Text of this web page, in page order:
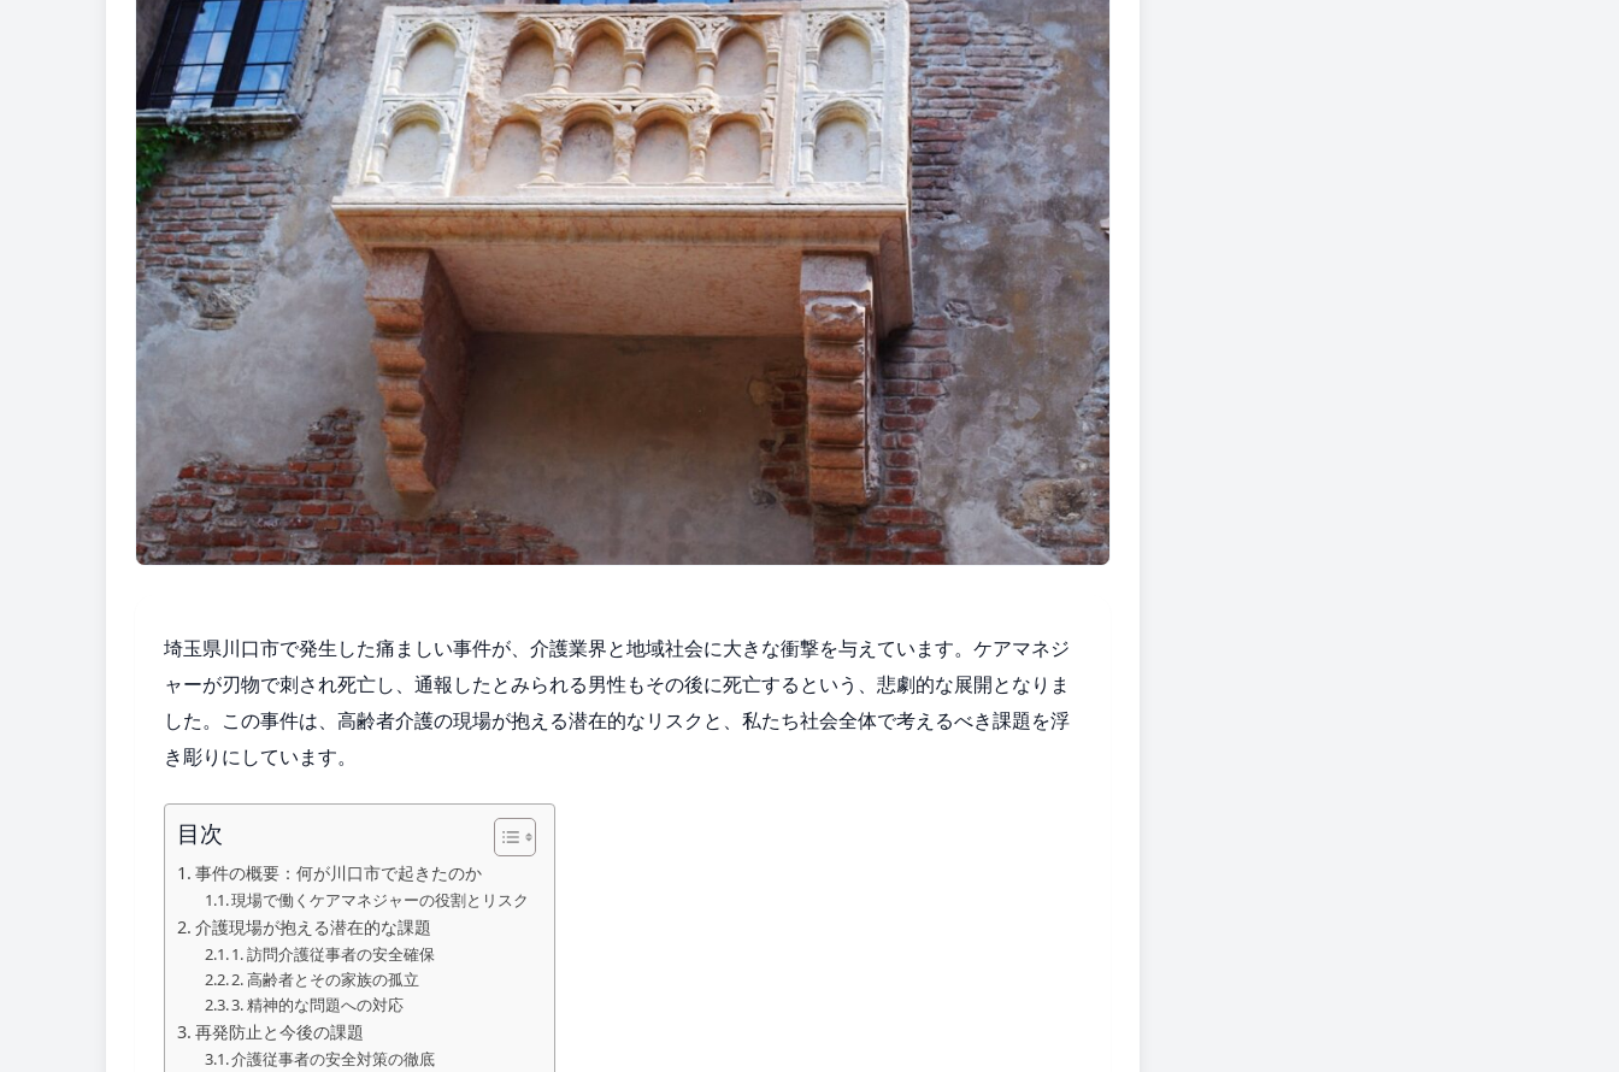
埼玉県川口市で発生した痛ましい事件が、介護業界と地域社会に大きな衝撃を与えています。ケアマネジ
ャーが刃物で刺され死亡し、通報したとみられる男性もその後に死亡するという、悲劇的な展開となりま
した。この事件は、高齢者介護の現場が抱える潜在的なリスクと、私たち社会全体で考えるべき課題を浮
き彫りにしています。
目次
事件の概要：何が川口市で起きたのか
現場で働くケアマネジャーの役割とリスク
介護現場が抱える潜在的な課題
1. 訪問介護従事者の安全確保
2. 高齢者とその家族の孤立
3. 精神的な問題への対応
再発防止と今後の課題
介護従事者の安全対策の徹底